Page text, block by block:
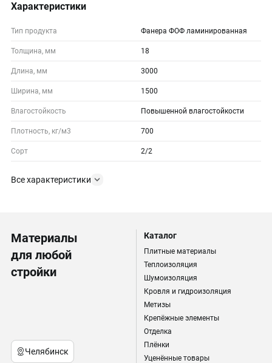
Характеристики
Тип продукта Фанера ФОФ ламинированная
Толщина, мм 18
Длина, мм 3000
Ширина, мм 1500
Влагостойкость Повышенной влагостойкости
Плотность, кг/м3 700
Сорт 2/2
Все характеристики
Материалы
для любой
стройки
Челябинск
Каталог
Плитные материалы
Теплоизоляция
Шумоизоляция
Кровля и гидроизоляция
Метизы
Крепёжные элементы
Отделка
Плёнки
Уценённые товары